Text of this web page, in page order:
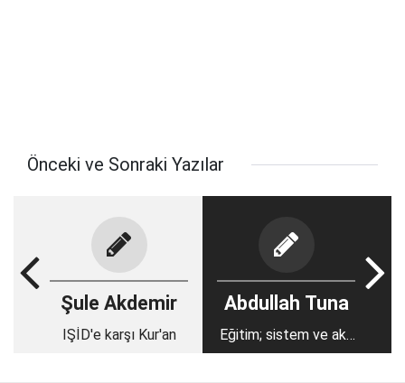
Önceki ve Sonraki Yazılar
Şule Akdemir
IŞİD'e karşı Kur'an
Abdullah Tuna
Eğitim; sistem ve akıl
gerektirir…